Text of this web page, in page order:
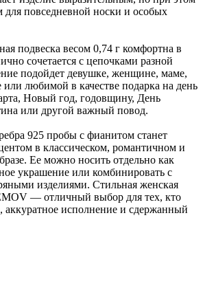
для повседневной носки и особых
подвеска весом 0,74 г комфортна в
сочетается с цепочками разной
подойдет девушке, женщине, маме,
или любимой в качестве подарка на день
Новый год, годовщину, День
или другой важный повод.
925 пробы с фианитом станет
в классическом, романтичном и
Ее можно носить отдельно как
украшение или комбинировать с
изделиями. Стильная женская
— отличный выбор для тех, кто
аккуратное исполнение и сдержанный